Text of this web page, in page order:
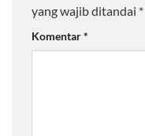
yang wajib ditandai *
Komentar*